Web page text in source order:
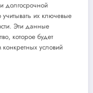
долгосрочной
учитывать их ключевые
Эти данные
которое будет
конкретных условий